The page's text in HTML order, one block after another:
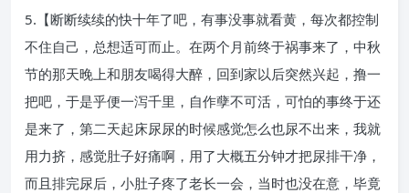
5.【断断续续的快十年了吧，有事没事就看黄，每次都控制
不住自己，总想适可而止。在两个月前终于祸事来了，中秋
节的那天晚上和朋友喝得大醉，回到家以后突然兴起，撸一
把吧，于是乎便一泻千里，自作孽不可活，可怕的事终于还
是来了，第二天起床尿尿的时候感觉怎么也尿不出来，我就
用力挤，感觉肚子好痛啊，用了大概五分钟才把尿排干净，
而且排完尿后，小肚子疼了老长一会，当时也没在意，毕竟